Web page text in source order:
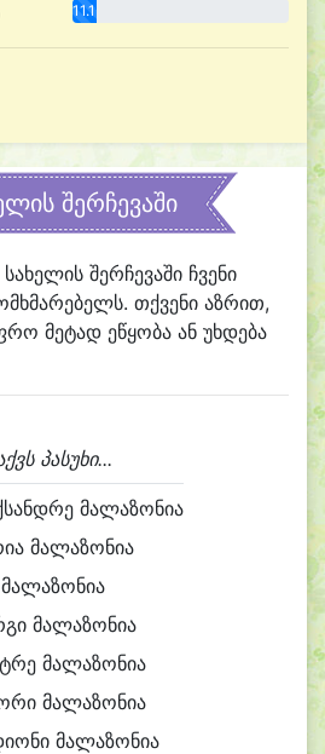
11.1%
შერჩევაში
შერჩევაში ჩვენი
თქვენი აზრით,
მეტად ეწყობა ან უხდება
პასუხი...
მალაზონია
მალაზონია
მალაზონია
მალაზონია
მალაზონია
მალაზონია